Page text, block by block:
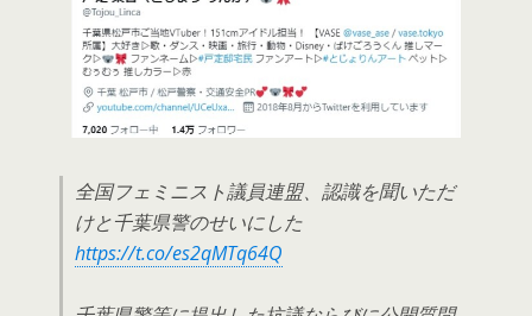
全国フェミニスト議員連盟、認識を聞いただ
けと千葉県警のせいにした
https://t.co/es2qMTq64Q